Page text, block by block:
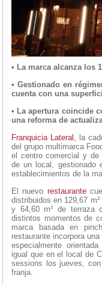
• La marca alcanza los
• Gestionado en
cuenta con una
• La apertura coincide
una reforma de
Franquicia Lateral,
la
del grupo multimarca
el centro comercial y de
de un local, gestionado
establecimientos de la
El nuevo restaurante
distribuidos en 129,67
y 64,60 m² de terraza
distintos momentos de
marca basada en
restaurante incorpora
especialmente
igual que en el local de
sessions los jueves,
franja.